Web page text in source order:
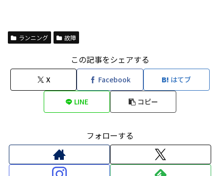
ランニング 故障
この記事をシェアする
X Facebook はてブ
LINE コピー
フォローする